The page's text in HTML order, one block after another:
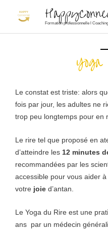
Formation professionnelle l
Le constat est triste: alors
fois par jour, les adultes ne
trop peu longtemps pour en
Le rire tel que proposé en
d’atteindre les 12 minutes
recommandées par les
accessible pour vous aider
votre joie d’antan.
Le Yoga du Rire est une
ans par un médecin